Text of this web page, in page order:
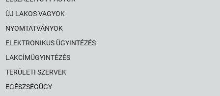
ÚJ LAKOS VAGYOK
NYOMTATVÁNYOK
ELEKTRONIKUS ÜGYINTÉZÉS
LAKCÍMÜGYINTÉZÉS
TERÜLETI SZERVEK
EGÉSZSÉGÜGY